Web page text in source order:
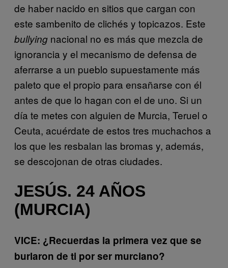
de haber nacido en sitios que cargan con
este sambenito de clichés y topicazos. Este
bullying nacional no es más que mezcla de
ignorancia y el mecanismo de defensa de
aferrarse a un pueblo supuestamente más
paleto que el propio para ensañarse con él
antes de que lo hagan con el de uno. Si un
día te metes con alguien de Murcia, Teruel o
Ceuta, acuérdate de estos tres muchachos a
los que les resbalan las bromas y, además,
se descojonan de otras ciudades.
JESÚS. 24 AÑOS
(MURCIA)
VICE: ¿Recuerdas la primera vez que se
burlaron de ti por ser murciano?